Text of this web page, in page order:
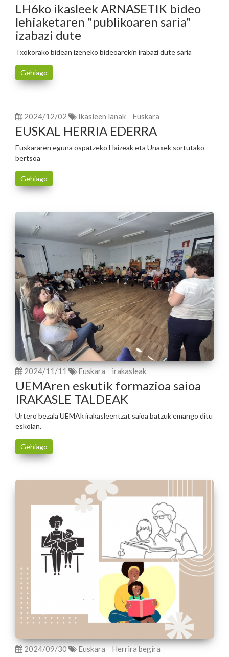
LH6ko ikasleek ARNASETIK bideo
lehiaketaren "publikoaren saria"
izabazi dute
Txokorako bidean izeneko bideoarekin irabazi dute saria
Gehiago
2024/12/02 Ikasleen lanak Euskara
EUSKAL HERRIA EDERRA
Euskararen eguna ospatzeko Haizeak eta Unaxek sortutako
bertsoa
Gehiago
2024/11/11 Euskara irakasleak
UEMAren eskutik formazioa saioa
IRAKASLE TALDEAK
Urtero bezala UEMAk irakasleentzat saioa batzuk emango ditu
eskolan.
Gehiago
2024/09/30 Euskara
Herrira begira